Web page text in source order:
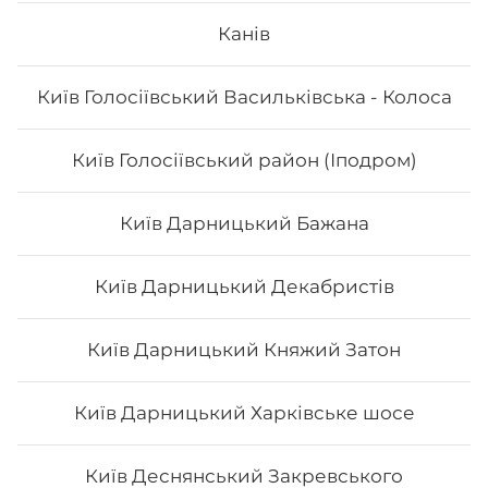
Канів
Київ Голосіївський Васильківська - Колоса
Київ Голосіївський район (Іподром)
Київ Дарницький Бажана
Київ Дарницький Декабристів
Київ Дарницький Княжий Затон
Київ Дарницький Харківське шосе
Київ Деснянський Закревського